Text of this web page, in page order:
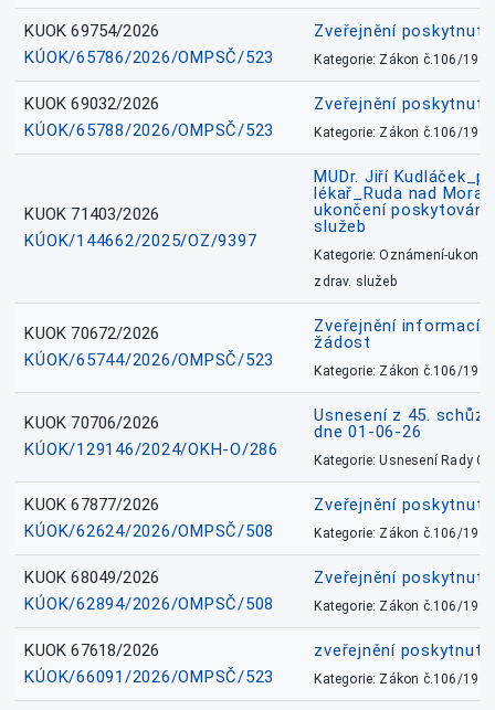
KUOK 69754/2026
KÚOK/65786/2026/OMPSČ/523
Zveřejnění
Kategorie: Zákon č.106/1999
KUOK 69032/2026
KÚOK/65788/2026/OMPSČ/523
Zveřejnění
Kategorie: Zákon č.106/1999
KUOK 71403/2026
KÚOK/144662/2025/OZ/9397
MUDr. Jiří
lékař_Ruda nad
ukončení
služeb
Kategorie: Oznámení-
zdrav. služeb
KUOK 70672/2026
KÚOK/65744/2026/OMPSČ/523
Zveřejnění informací
žádost
Kategorie: Zákon č.106/1999
KUOK 70706/2026
KÚOK/129146/2024/OKH-O/286
Usnesení z 45.
dne 01-06-26
Kategorie: Usnesení Rady
KUOK 67877/2026
KÚOK/62624/2026/OMPSČ/508
Zveřejnění
Kategorie: Zákon č.106/1999
KUOK 68049/2026
KÚOK/62894/2026/OMPSČ/508
Zveřejnění
Kategorie: Zákon č.106/1999
KUOK 67618/2026
KÚOK/66091/2026/OMPSČ/523
zveřejnění
Kategorie: Zákon č.106/1999